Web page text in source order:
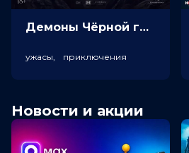
Демоны Чёрной горы (18+)
ужасы, приключения
Новости и акции